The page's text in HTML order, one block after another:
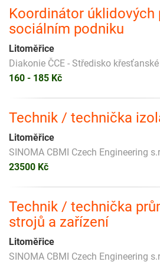
Koordinátor úklidových
sociálním podniku
Litoměřice
Diakonie ČCE - Středisko
160 - 185 Kč
Technik / technička
Litoměřice
SINOMA CBMI Czech Engineering
23500 Kč
Technik / technička
strojů a zařízení
Litoměřice
SINOMA CBMI Czech Engineering